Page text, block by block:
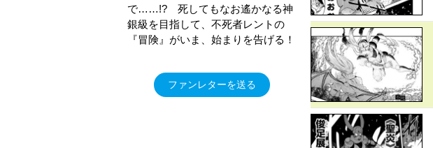
で……!? 死してもなお遙かなる神
銀級を目指して、不死者レントの
『冒険』がいま、始まりを告げる！
ファンレターを送る